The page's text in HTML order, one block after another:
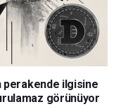
perakende ilgisine
görünüyor